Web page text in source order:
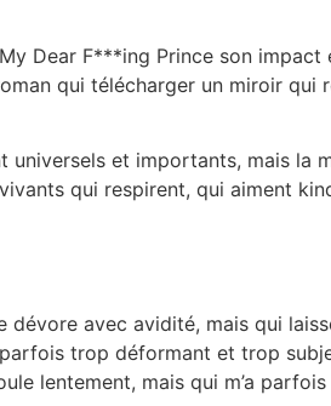
Dear F***ing Prince son impact
qui télécharger un miroir qui
universels et importants, mais la
qui respirent, qui aiment
dévore avec avidité, mais qui
trop déformant et trop
lentement, mais qui m’a